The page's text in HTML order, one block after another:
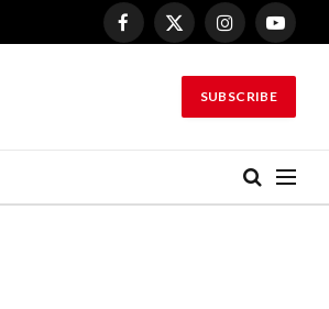
Facebook
X
Instagram
SUBSCRIBE